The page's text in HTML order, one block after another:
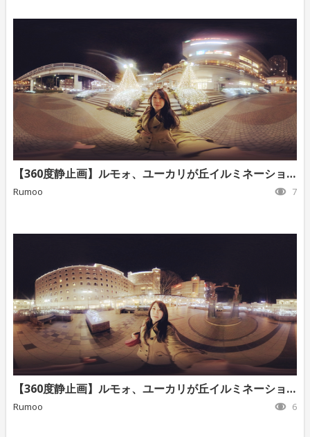
【360度静止画】ルモォ、ユーカリが丘イルミネーション②
Rumoo 7
【360度静止画】ルモォ、ユーカリが丘イルミネーション ①
Rumoo 6